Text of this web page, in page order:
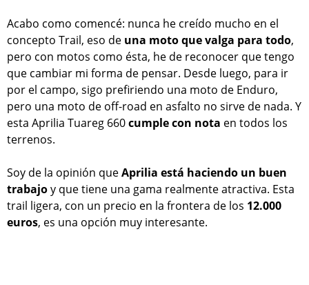
Acabo como comencé: nunca he creído mucho en el
concepto Trail, eso de una moto que valga para todo,
pero con motos como ésta, he de reconocer que tengo
que cambiar mi forma de pensar. Desde luego, para ir
por el campo, sigo prefiriendo una moto de Enduro,
pero una moto de off-road en asfalto no sirve de nada. Y
esta Aprilia Tuareg 660cumple con nota en todos los
terrenos.
Soy de la opinión queAprilia está haciendo un buen
trabajoy que tiene una gama realmente atractiva. Esta
trail ligera, con un precio en la frontera de los 12.000
euros, es una opción muy interesante.